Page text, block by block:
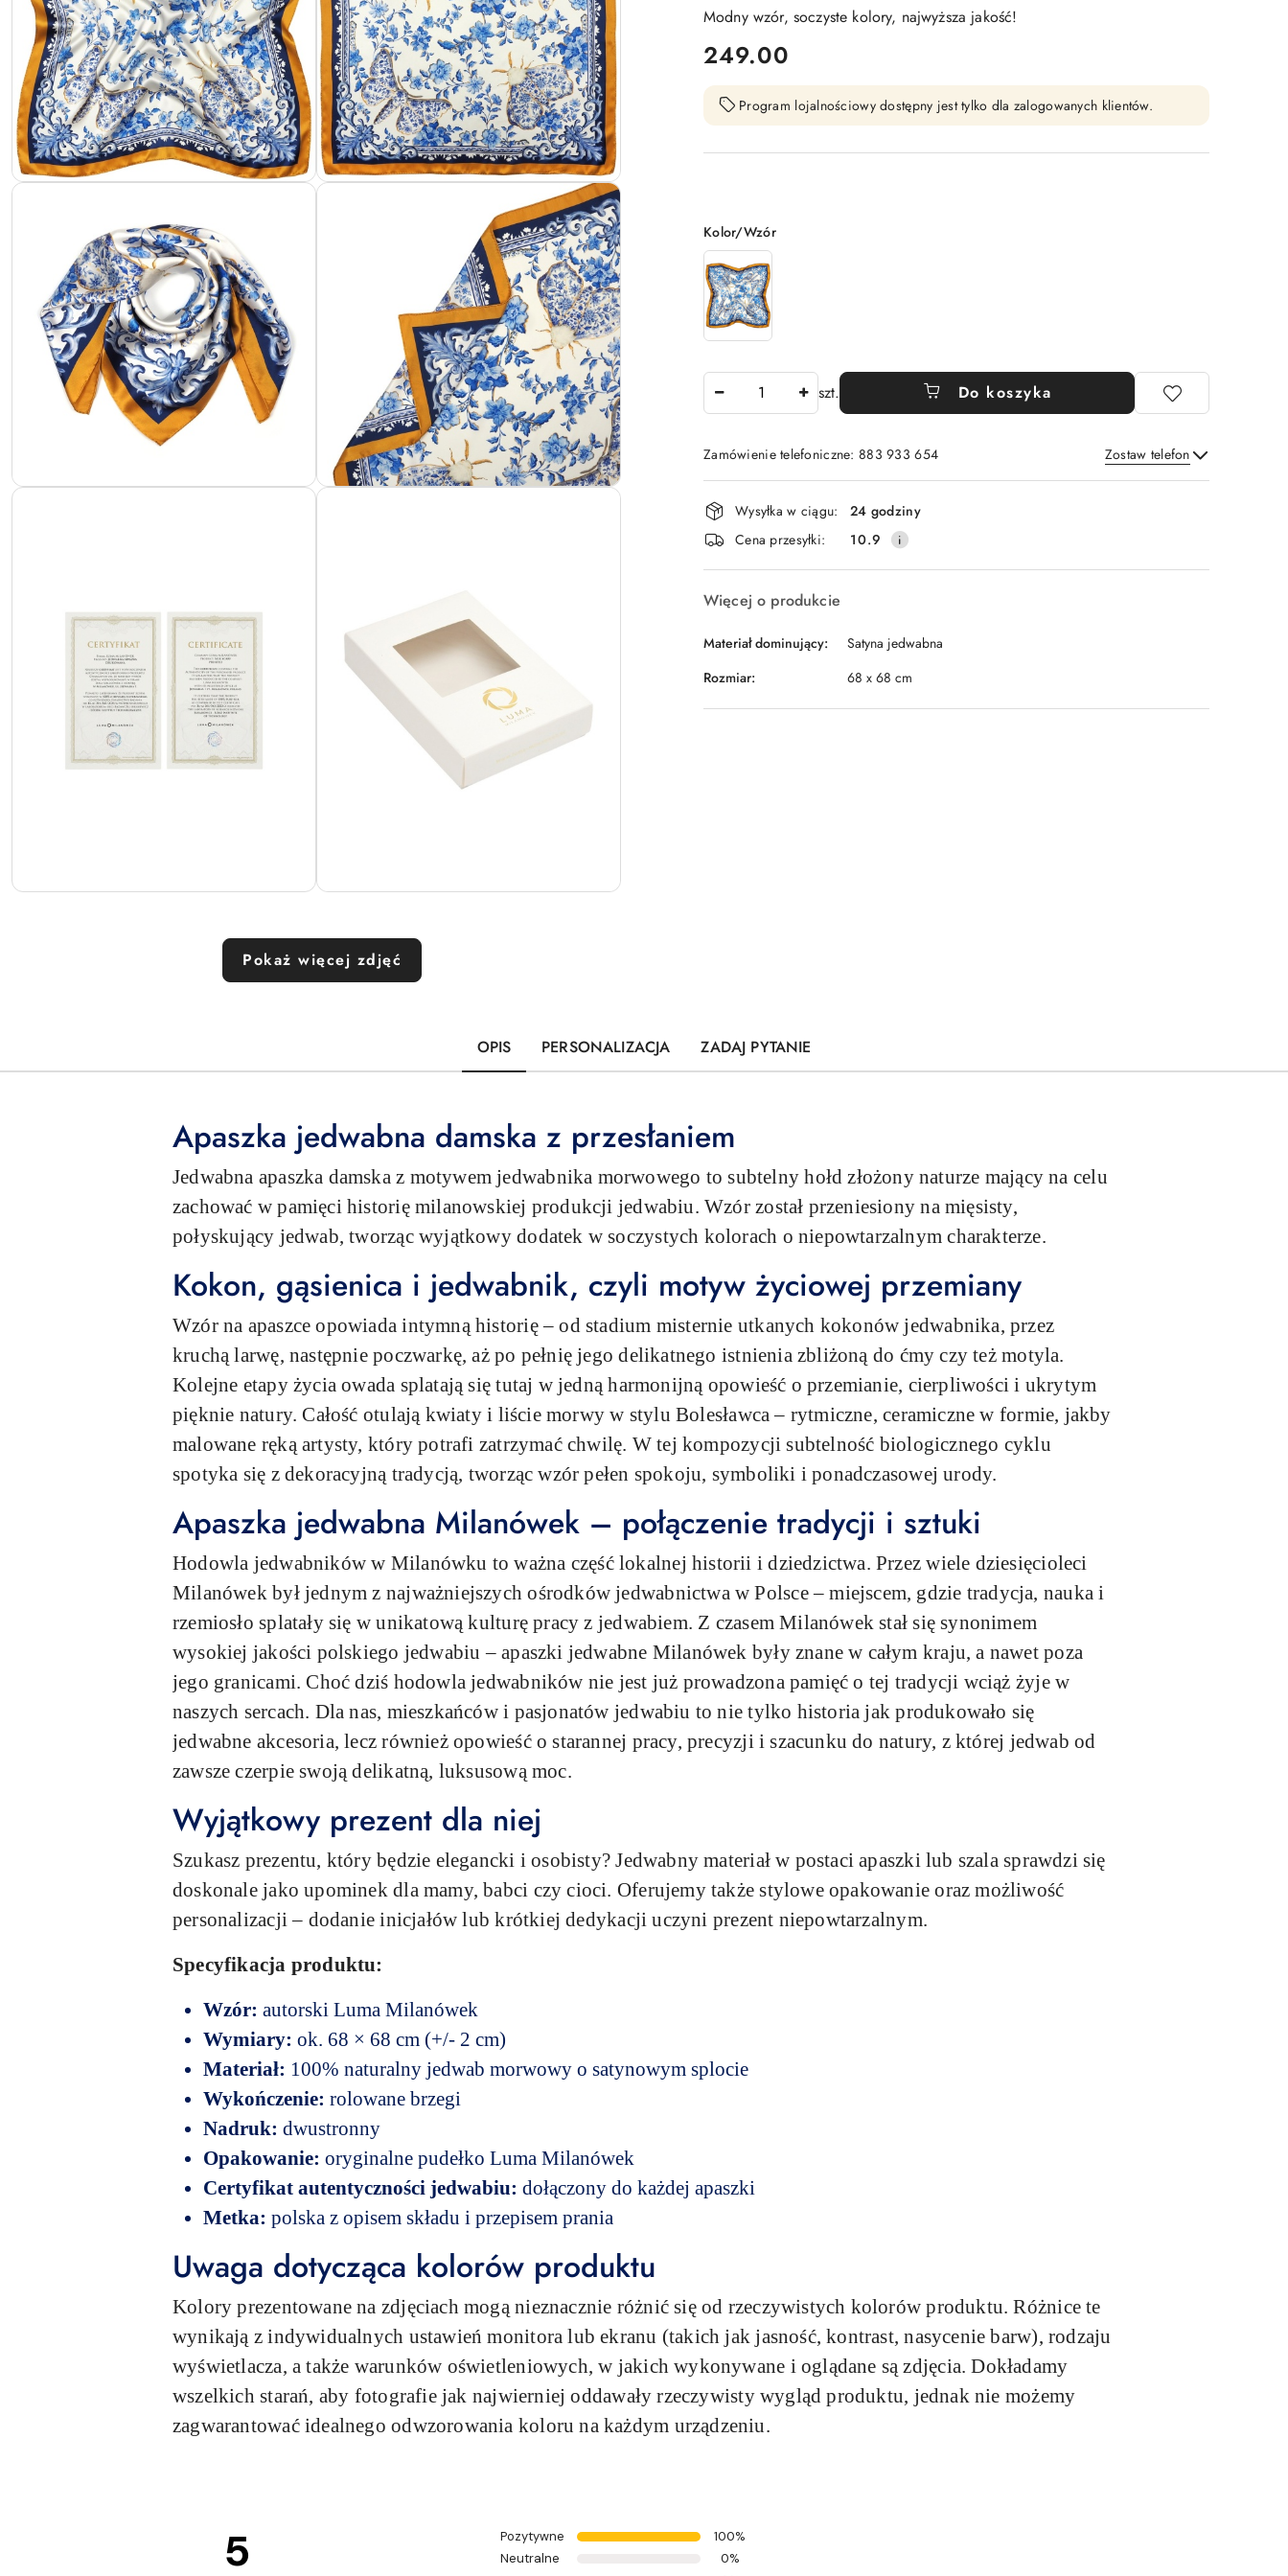
Pokaż więcej zdjęć
Modny wzór, soczyste kolory, najwyższa jakość!
cena:
249.00
Program lojalnościowy dostępny jest tylko dla zalogowanych klientów.
Wariant
Kolor/Wzór
szt. Do koszyka
Zamówienie telefoniczne: 883 933 654 Zostaw telefon
Wyślij
Dostępność
i
dostawa
Wysyłka w ciągu:
24 godziny
Cena przesyłki:
10.9
Więcej o produkcie
Materiał dominujący:
Satyna jedwabna
Rozmiar:
68 x 68 cm
OPIS PERSONALIZACJA ZADAJ PYTANIE
Apaszka jedwabna damska z przesłaniem
Jedwabna apaszka damska z motywem jedwabnika morwowego to subtelny hołd złożony naturze mający na celu
zachować w pamięci historię milanowskiej produkcji jedwabiu. Wzór został przeniesiony na mięsisty,
połyskujący jedwab, tworząc wyjątkowy dodatek w soczystych kolorach o niepowtarzalnym charakterze.
Kokon, gąsienica i jedwabnik, czyli motyw życiowej przemiany
Wzór na apaszce opowiada intymną historię – od stadium misternie utkanych kokonów jedwabnika, przez
kruchą larwę, następnie poczwarkę, aż po pełnię jego delikatnego istnienia zbliżoną do ćmy czy też motyla.
Kolejne etapy życia owada splatają się tutaj w jedną harmonijną opowieść o przemianie, cierpliwości i ukrytym
pięknie natury. Całość otulają kwiaty i liście morwy w stylu Bolesławca – rytmiczne, ceramiczne w formie, jakby
malowane ręką artysty, który potrafi zatrzymać chwilę. W tej kompozycji subtelność biologicznego cyklu
spotyka się z dekoracyjną tradycją, tworząc wzór pełen spokoju, symboliki i ponadczasowej urody.
Apaszka jedwabna Milanówek – połączenie tradycji i sztuki
Hodowla jedwabników w Milanówku to ważna część lokalnej historii i dziedzictwa. Przez wiele dziesięcioleci
Milanówek był jednym z najważniejszych ośrodków jedwabnictwa w Polsce – miejscem, gdzie tradycja, nauka i
rzemiosło splatały się w unikatową kulturę pracy z jedwabiem. Z czasem Milanówek stał się synonimem
wysokiej jakości polskiego jedwabiu – apaszki jedwabne Milanówek były znane w całym kraju, a nawet poza
jego granicami. Choć dziś hodowla jedwabników nie jest już prowadzona pamięć o tej tradycji wciąż żyje w
naszych sercach. Dla nas, mieszkańców i pasjonatów jedwabiu to nie tylko historia jak produkowało się
jedwabne akcesoria, lecz również opowieść o starannej pracy, precyzji i szacunku do natury, z której jedwab od
zawsze czerpie swoją delikatną, luksusową moc.
Wyjątkowy prezent dla niej
Szukasz prezentu, który będzie elegancki i osobisty? Jedwabny materiał w postaci apaszki lub szala sprawdzi się
doskonale jako upominek dla mamy, babci czy cioci. Oferujemy także stylowe opakowanie oraz możliwość
personalizacji – dodanie inicjałów lub krótkiej dedykacji uczyni prezent niepowtarzalnym.
Specyfikacja produktu:
Wzór: autorski Luma Milanówek
Wymiary: ok. 68 × 68 cm (+/- 2 cm)
Materiał: 100% naturalny jedwab morwowy o satynowym splocie
Wykończenie: rolowane brzegi
Nadruk: dwustronny
Opakowanie: oryginalne pudełko Luma Milanówek
Certyfikat autentyczności jedwabiu: dołączony do każdej apaszki
Metka: polska z opisem składu i przepisem prania
Uwaga dotycząca kolorów produktu
Kolory prezentowane na zdjęciach mogą nieznacznie różnić się od rzeczywistych kolorów produktu. Różnice te
wynikają z indywidualnych ustawień monitora lub ekranu (takich jak jasność, kontrast, nasycenie barw), rodzaju
wyświetlacza, a także warunków oświetleniowych, w jakich wykonywane i oglądane są zdjęcia. Dokładamy
wszelkich starań, aby fotografie jak najwierniej oddawały rzeczywisty wygląd produktu, jednak nie możemy
zagwarantować idealnego odwzorowania koloru na każdym urządzeniu.
5 Pozytywne
100%
Neutralne
0%